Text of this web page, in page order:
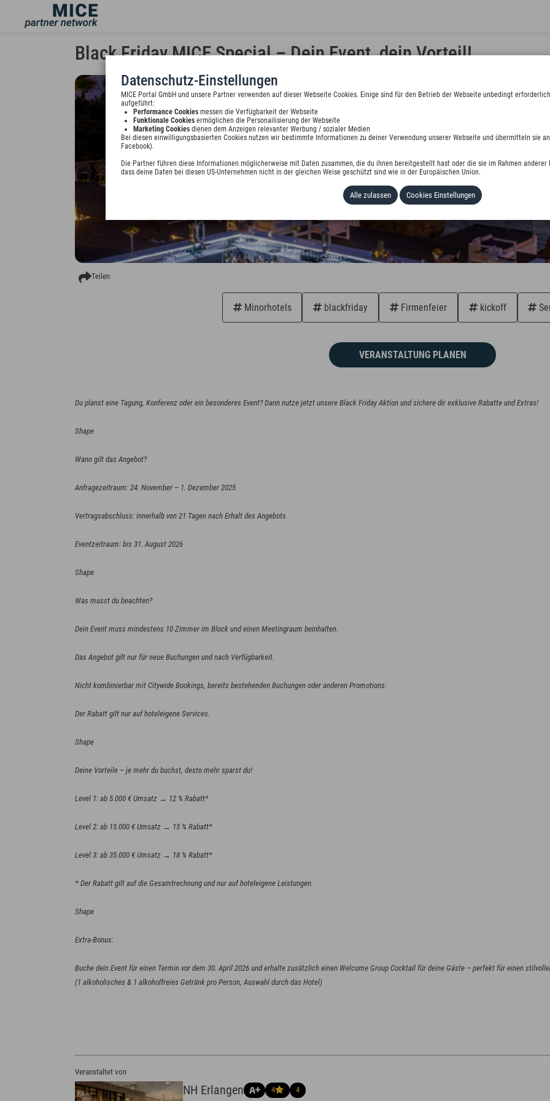
Black Friday MICE Special – Dein Event, dein Vorteil!
Teilen
Minorhotels blackfriday Firmenfeier kickoff
VERANSTALTUNG PLANEN
Du planst eine Tagung, Konferenz oder ein besonderes Event? Dann nutze jetzt unsere Black Friday Aktion und sichere dir exklusive Rabatte und Extras!
Shape
Wann gilt das Angebot?
Anfragezeitraum: 24. November – 1. Dezember 2025
Vertragsabschluss: innerhalb von 21 Tagen nach Erhalt des Angebots
Eventzeitraum: bis 31. August 2026
Shape
Was musst du beachten?
Dein Event muss mindestens 10 Zimmer im Block und einen Meetingraum beinhalten.
Das Angebot gilt nur für neue Buchungen und nach Verfügbarkeit.
Nicht kombinierbar mit Citywide Bookings, bereits bestehenden Buchungen oder anderen Promotions.
Der Rabatt gilt nur auf hoteleigene Services.
Shape
Deine Vorteile – je mehr du buchst, desto mehr sparst du!
Level 1: ab 5.000 € Umsatz → 12 % Rabatt*
Level 2: ab 15.000 € Umsatz → 15 % Rabatt*
Level 3: ab 35.000 € Umsatz → 18 % Rabatt*
* Der Rabatt gilt auf die Gesamtrechnung und nur auf hoteleigene Leistungen.
Shape
Extra-Bonus:
Buche dein Event für einen Termin vor dem 30. April 2026 und erhalte zusätzlich einen Welcome Group Cocktail für deine Gäste – perfekt für einen
Veranstaltet von
NH Erlangen 4
4
Datenschutz-Einstellungen
MICE Portal GmbH und unsere Partner verwenden auf dieser Webseite Cookies. Einige sind für den Betrieb der Webseite unbedingt
aufgeführt:
Performance Cookies messen die Verfügbarkeit der Webseite
Funktionale Cookies ermöglichen die Personailisierung der Webseite
Marketing Cookies dienen dem Anzeigen relevanter Werbung / sozialer Medien
Bei diesen einwilligungsbasierten Cookies nutzen wir bestimmte Informationen zu deiner Verwendung unserer Webseite und übermitteln sie
Facebook).
Die Partner führen diese Informationen möglicherweise mit Daten zusammen, die du ihnen bereitgestellt hast oder die sie im Rahmen anderer
dass deine Daten bei diesen US-Unternehmen nicht in der gleichen Weise geschützt sind wie in der Europäischen Union.
Alle zulassen Cookies Einstellungen